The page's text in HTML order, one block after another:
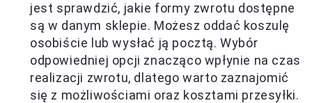
jest sprawdzić, jakie formy zwrotu dostępne
są w danym sklepie. Możesz oddać koszulę
osobiście lub wysłać ją pocztą. Wybór
odpowiedniej opcji znacząco wpłynie na czas
realizacji zwrotu, dlatego warto zaznajomić
się z możliwościami oraz kosztami przesyłki.